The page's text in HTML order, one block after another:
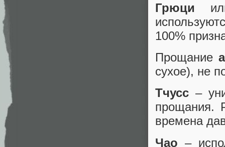
Грюци
100%
Прощание
сухое), не
Тчусс–
прощания.
времена
Чао –